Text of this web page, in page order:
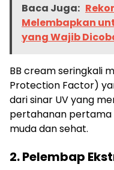
Baca Juga:
Melembapkan
yang Wajib
BB cream seringkali
Protection Factor)
dari sinar UV yang
pertahanan
muda dan sehat.
2. Pelembap